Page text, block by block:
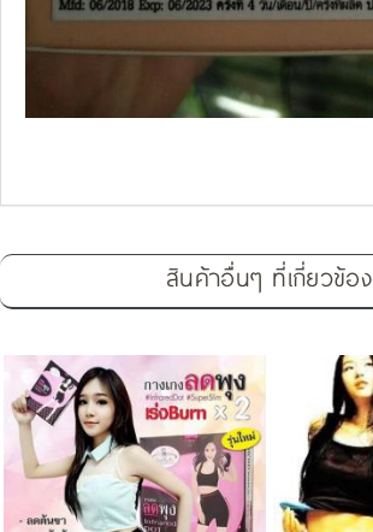
สินค้าอื่นๆ ที่เกี่ยวข้อง